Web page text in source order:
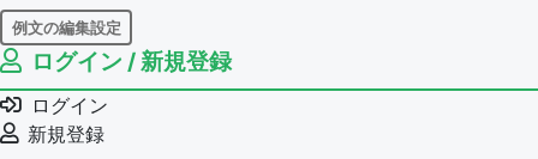
例文の編集設定
例文の編集権限を持つユーザー -
例文の編集を審査する
例文の削除を審査する
審査に対する投票権限を持つユーザー -
ログイン / 新規登録
ログイン
新規登録